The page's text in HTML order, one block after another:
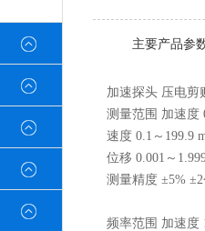
主要产品参
加速探头 压电
测量范围 加速度
速度 0.1～199.9
位移 0.001～
测量精度 ±5%
频率范围 加速度